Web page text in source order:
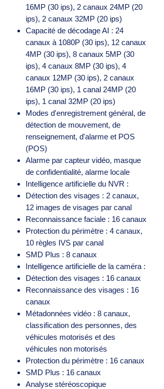
16MP (30 ips), 2 canaux 24MP (20
ips), 2 canaux 32MP (20 ips)
Capacité de décodage AI : 24
canaux à 1080P (30 ips), 12 canaux
4MP (30 ips), 8 canaux 5MP (30
ips), 4 canaux 8MP (30 ips), 4
canaux 12MP (30 ips), 2 canaux
16MP (30 ips), 1 canal 24MP (20
ips), 1 canal 32MP (20 ips)
Modes d'enregistrement général, de
détection de mouvement, de
renseignement, d'alarme et POS
(POS)
Alarme par capteur vidéo, masque
de confidentialité, alarme locale
Intelligence artificielle du NVR :
Détection des visages : 2 canaux,
12 images de visages par canal
Reconnaissance faciale : 16 canaux
Protection du périmètre : 4 canaux,
10 règles IVS par canal
SMD Plus : 8 canaux
Intelligence artificielle de la caméra :
Détection des visages : 16 canaux
Reconnaissance des visages : 16
canaux
Métadonnées vidéo : 8 canaux,
classification des personnes, des
véhicules motorisés et des
véhicules non motorisés
Protection du périmètre : 16 canaux
SMD Plus : 16 canaux
Analyse stéréoscopique